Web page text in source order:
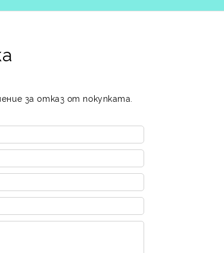
за отказ от покупката.